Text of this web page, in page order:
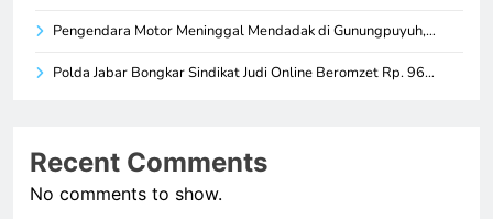
Pengendara Motor Meninggal Mendadak di Gunungpuyuh,…
Polda Jabar Bongkar Sindikat Judi Online Beromzet Rp. 96…
Recent Comments
No comments to show.